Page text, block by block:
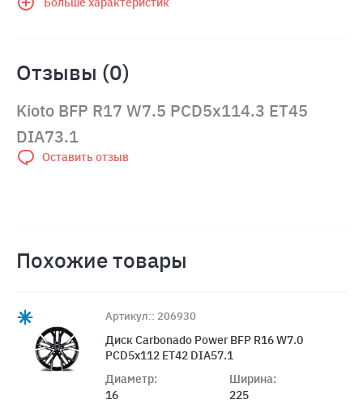
Отзывы (0)
Kioto BFP R17 W7.5 PCD5x114.3 ET45
DIA73.1
Оставить отзыв
Похожие товары
Артикул:: 206930
Диск Carbonado Power BFP R16 W7.0
PCD5x112 ET42 DIA57.1
Диаметр:
16
Ширина:
225